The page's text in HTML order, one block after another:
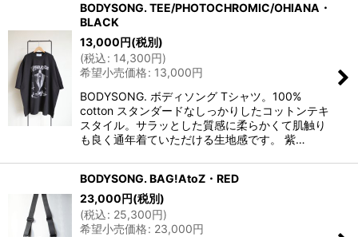
BODYSONG. TEE/PHOTOCHROMIC/OHIANA・
BLACK
13,000円(税別)
(税込: 14,300円)
希望小売価格: 13,000円
BODYSONG. ボディソング Tシャツ。100%
cotton スタンダードなしっかりしたコットンテキ
スタイル。サラッとした質感に柔らかくて肌触り
も良く通年着ていただける生地感です。 紫…
BODYSONG. BAG!AtoZ・RED
23,000円(税別)
(税込: 25,300円)
希望小売価格: 23,000円